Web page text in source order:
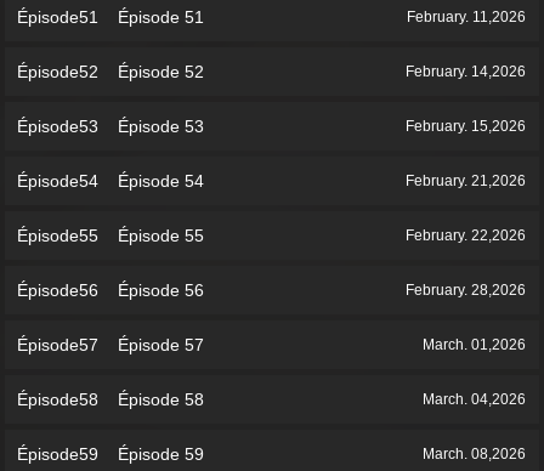
Épisode51 Épisode 51 February. 11,2026
Épisode52 Épisode 52 February. 14,2026
Épisode53 Épisode 53 February. 15,2026
Épisode54 Épisode 54 February. 21,2026
Épisode55 Épisode 55 February. 22,2026
Épisode56 Épisode 56 February. 28,2026
Épisode57 Épisode 57 March. 01,2026
Épisode58 Épisode 58 March. 04,2026
Épisode59 Épisode 59 March. 08,2026